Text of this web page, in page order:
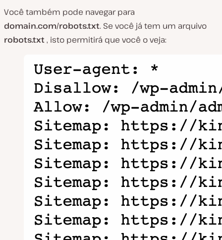
Você também pode navegar para
domain.com/robots.txt. Se você já tem um arquivo
robots.txt, isto permitirá que você o veja: